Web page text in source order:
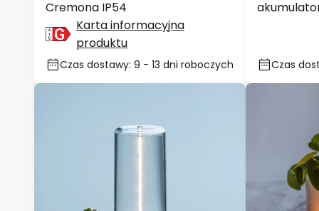
Słupek oświetleniowy LED
Cremona IP54
1 027,00 zł
Karta informacyjna
piaskowy,
677,00
Czas